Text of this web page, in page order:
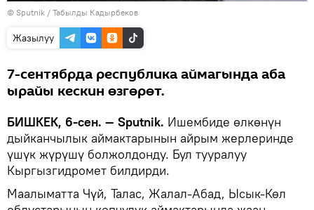
© Sputnik / Табылды Кадырбеков
Жазылуу
7-сентябрда республика аймагында аба
ырайы кескин өзгөрөт.
БИШКЕК, 6-сен. — Sputnik. Ишембиде өлкөнүн
дыйканчылык аймактарынын айрым жерлеринде
үшүк жүрүшү болжолдонду. Бул тууралуу
Кыргызгидромет билдирди.
Маалыматта Чүй, Талас, Жалал-Абад, Ысык-Көл